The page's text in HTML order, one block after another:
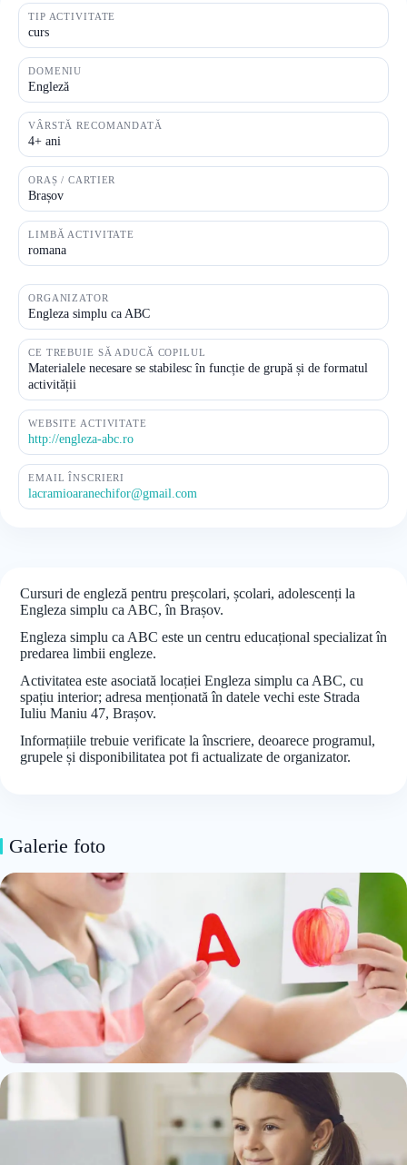
TIP ACTIVITATE
curs
DOMENIU
Engleză
VÂRSTĂ RECOMANDATĂ
4+ ani
ORAȘ / CARTIER
Brașov
LIMBĂ ACTIVITATE
romana
ORGANIZATOR
Engleza simplu ca ABC
CE TREBUIE SĂ ADUCĂ COPILUL
Materialele necesare se stabilesc în funcție de grupă și de formatul
activității
WEBSITE ACTIVITATE
http://engleza-abc.ro
EMAIL ÎNSCRIERI
lacramioaranechifor@gmail.com
Cursuri de engleză pentru preșcolari, școlari, adolescenți la
Engleza simplu ca ABC, în Brașov.
Engleza simplu ca ABC este un centru educațional specializat în
predarea limbii engleze.
Activitatea este asociată locației Engleza simplu ca ABC, cu
spațiu interior; adresa menționată în datele vechi este Strada
Iuliu Maniu 47, Brașov.
Informațiile trebuie verificate la înscriere, deoarece programul,
grupele și disponibilitatea pot fi actualizate de organizator.
Galerie foto